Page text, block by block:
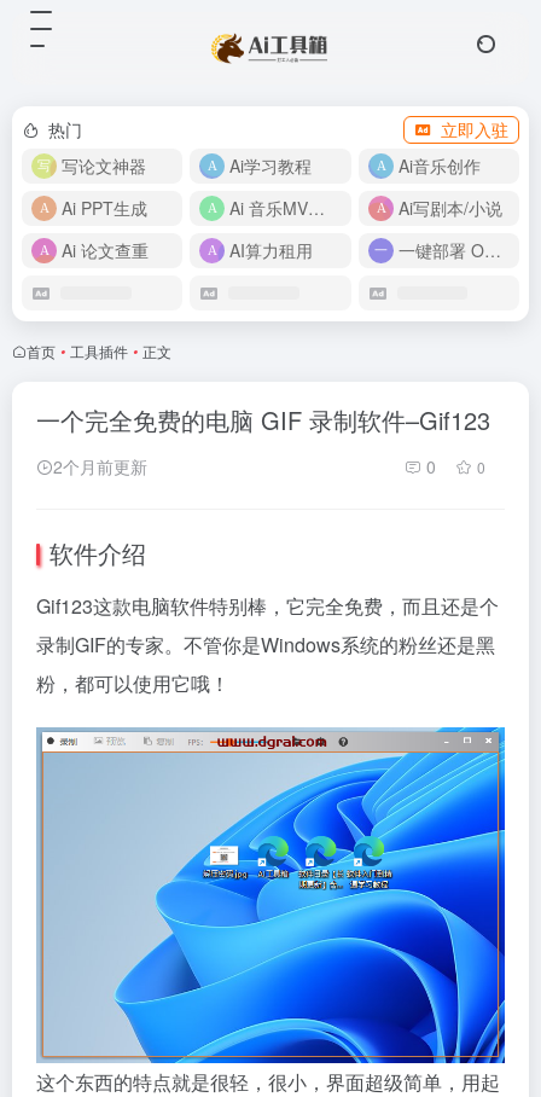
热门
立即入驻
写论文神器
Ai学习教程
Ai音乐创作
Ai PPT生成
Ai 音乐MV制作
Ai写剧本/小说
Ai 论文查重
AI算力租用 一键部署 OpenClaw
首页 • 工具插件 • 正文
一个完全免费的电脑 GIF 录制软件–Gif123
2个月前更新 0 0
软件介绍
Gif123这款电脑软件特别棒，它完全免费，而且还是个
录制GIF的专家。不管你是Windows系统的粉丝还是黑
粉，都可以使用它哦！
这个东西的特点就是很轻，很小，界面超级简单，用起